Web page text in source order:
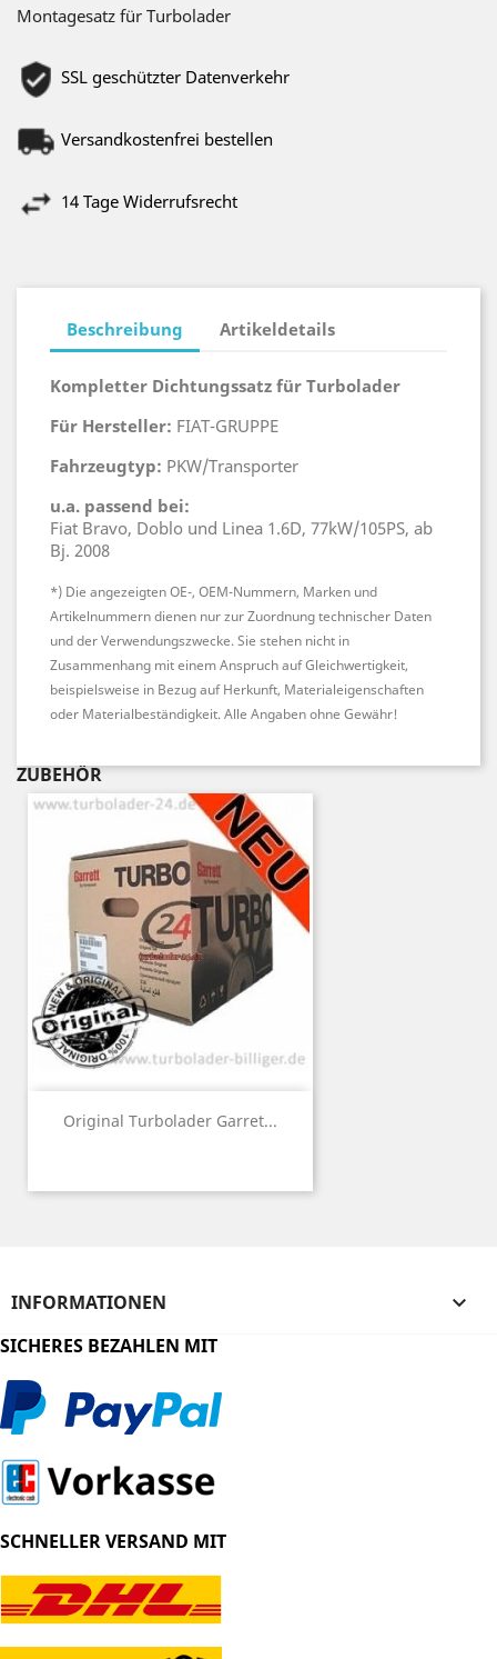
Montagesatz für Turbolader
SSL geschützter Datenverkehr
Versandkostenfrei bestellen
14 Tage Widerrufsrecht
Beschreibung Artikeldetails
Kompletter Dichtungssatz für Turbolader
Für Hersteller: FIAT-GRUPPE
Fahrzeugtyp: PKW/Transporter
u.a. passend bei:
Fiat Bravo, Doblo und Linea 1.6D, 77kW/105PS, ab
Bj. 2008
*) Die angezeigten OE-, OEM-Nummern, Marken und
Artikelnummern dienen nur zur Zuordnung technischer Daten
und der Verwendungszwecke. Sie stehen nicht in
Zusammenhang mit einem Anspruch auf Gleichwertigkeit,
beispielsweise in Bezug auf Herkunft, Materialeigenschaften
oder Materialbeständigkeit. Alle Angaben ohne Gewähr!
ZUBEHÖR
Original Turbolader Garret...
INFORMATIONEN 
SICHERES BEZAHLEN MIT
SCHNELLER VERSAND MIT